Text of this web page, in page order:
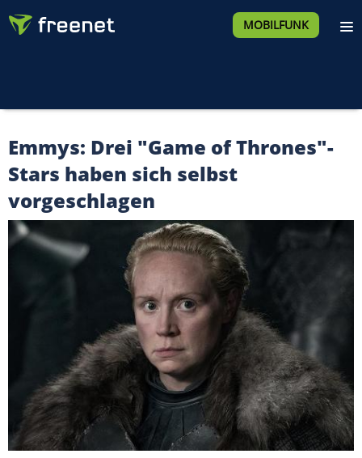
MOBILFUNK
Emmys: Drei "Game of Thrones"-
Stars haben sich selbst
vorgeschlagen